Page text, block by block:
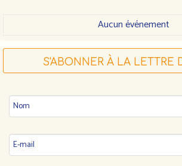
Aucun événement
S'ABONNER À LA LETTRE